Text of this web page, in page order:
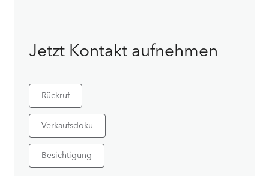
Jetzt Kontakt aufnehmen
Rückruf
Verkaufsdoku
Besichtigung